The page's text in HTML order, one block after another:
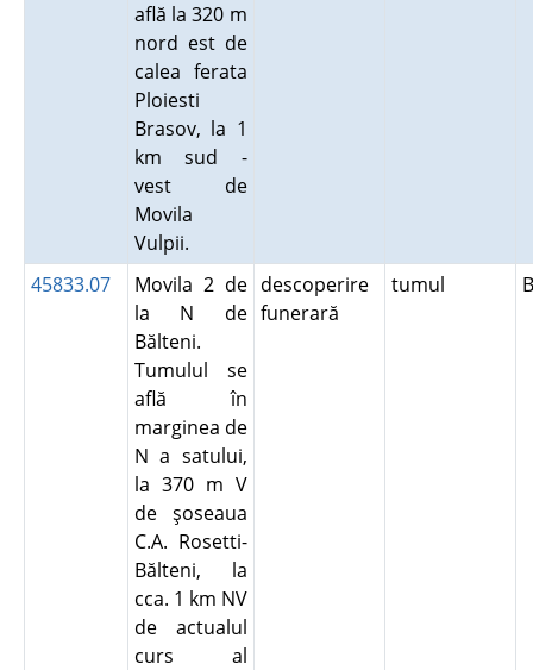
află la 320 m
nord est de
calea ferata
Ploiesti
Brasov, la 1
km sud -
vest de
Movila
Vulpii.
45833.07
Movila 2 de
la N de
Bălteni.
Tumulul se
află în
marginea de
N a satului,
la 370 m V
de şoseaua
C.A. Rosetti-
Bălteni, la
cca. 1 km NV
de actualul
curs al
descoperire
funerară
tumul